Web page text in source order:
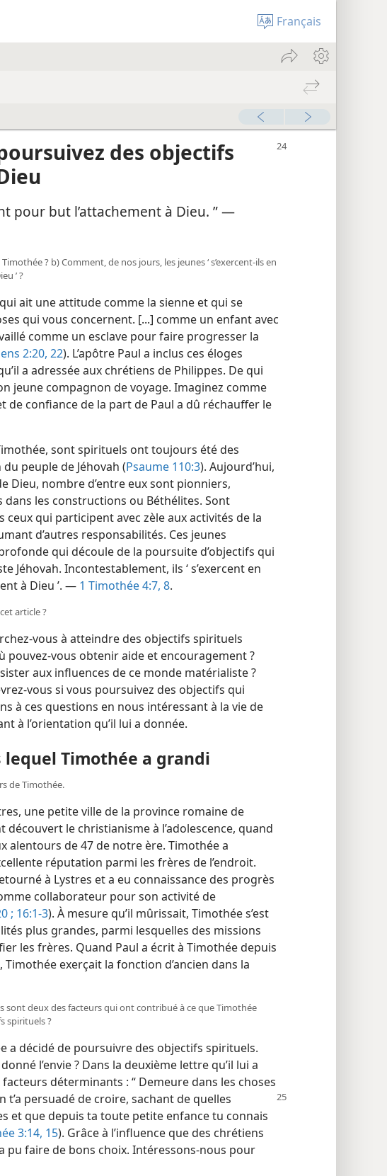
Français
des objectifs
pour but l’attachement à Dieu. ” —
? b) Comment, de nos jours, les jeunes ‘ s’exercent-​ils en
’ ?
qui ait une attitude comme la sienne et qui se
qui vous concernent. [...] comme un enfant avec
comme un esclave pour faire progresser la
2:20, 22). L’apôtre Paul a inclus ces éloges
a adressée aux chrétiens de Philippes. De qui
jeune compagnon de voyage. Imaginez comme
de confiance de la part de Paul a dû réchauffer le
sont spirituels ont toujours été des
peuple de Jéhovah (Psaume 110:3). Aujourd’hui,
Dieu, nombre d’entre eux sont pionniers,
les constructions ou Béthélites. Sont
ceux qui participent avec zèle aux activités de la
d’autres responsabilités. Ces jeunes
qui découle de la poursuite d’objectifs qui
Jéhovah. Incontestablement, ils ‘ s’exercent en
à Dieu ’. — 1 Timothée 4:7, 8.
article ?
​vous à atteindre des objectifs spirituels
pouvez-​vous obtenir aide et encouragement ?
aux influences de ce monde matérialiste ?
​vous si vous poursuivez des objectifs qui
à ces questions en nous intéressant à la vie de
à l’orientation qu’il lui a donnée.
lequel Timothée a grandi
de Timothée.
une petite ville de la province romaine de
découvert le christianisme à l’adolescence, quand
alentours de 47 de notre ère. Timothée a
réputation parmi les frères de l’endroit.
à Lystres et a eu connaissance des progrès
collaborateur pour son activité de
; 16:1-3). À mesure qu’il mûrissait, Timothée s’est
plus grandes, parmi lesquelles des missions
les frères. Quand Paul a écrit à Timothée depuis
Timothée exerçait la fonction d’ancien dans la
sont deux des facteurs qui ont contribué à ce que Timothée
spirituels ?
a décidé de poursuivre des objectifs spirituels.
l’envie ? Dans la deuxième lettre qu’il lui a
déterminants : “ Demeure dans les choses
t’a persuadé de croire, sachantde quelles
et que depuis ta toute petite enfance tu connais
3:14, 15). Grâce à l’influence que des chrétiens
pu faire de bons choix. Intéressons-​nous pour